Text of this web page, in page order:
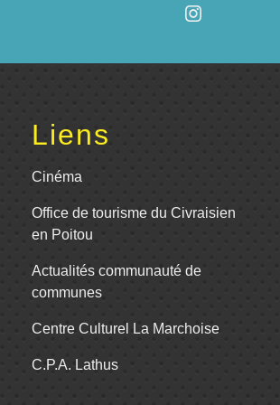
Liens
Cinéma
Office de tourisme du Civraisien
en Poitou
Actualités communauté de
communes
Centre Culturel La Marchoise
C.P.A. Lathus